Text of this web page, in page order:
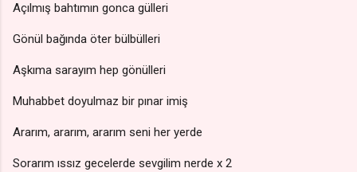
Açılmış bahtımın gonca gülleri
Gönül bağında öter bülbülleri
Aşkıma sarayım hep gönülleri
Muhabbet doyulmaz bir pınar imiş
Ararım, ararım, ararım seni her yerde
Sorarım ıssız gecelerde sevgilim nerde x 2